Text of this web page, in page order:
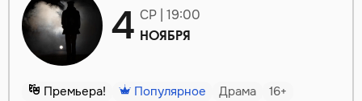
4 СР | 19:00
НОЯБРЯ
Премьера! Популярное Драма 16+